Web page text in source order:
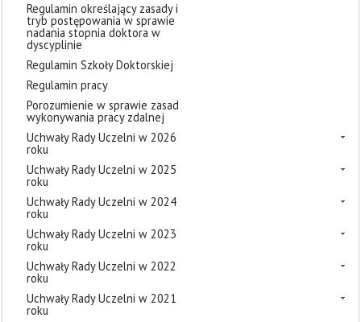
Regulamin określający zasady i
tryb postępowania w sprawie
nadania stopnia doktora w
dyscyplinie
Regulamin Szkoły Doktorskiej
Regulamin pracy
Porozumienie w sprawie zasad
wykonywania pracy zdalnej
Uchwały Rady Uczelni w 2026
roku
Uchwały Rady Uczelni w 2025
roku
Uchwały Rady Uczelni w 2024
roku
Uchwały Rady Uczelni w 2023
roku
Uchwały Rady Uczelni w 2022
roku
Uchwały Rady Uczelni w 2021
roku